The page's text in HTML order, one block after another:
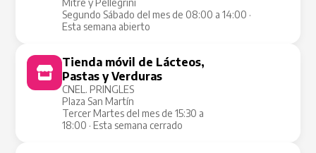
Mitre y Pellegrini
Segundo Sábado del mes de 08:00 a 14:00 ·
Esta semana abierto
Tienda móvil de Lácteos,
Pastas y Verduras
CNEL. PRINGLES
Plaza San Martín
Tercer Martes del mes de 15:30 a
18:00 · Esta semana cerrado